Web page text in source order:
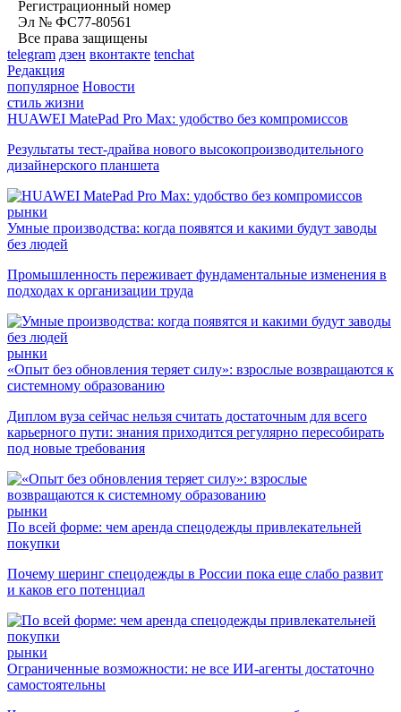
Регистрационный номер
Эл № ФС77-80561
Все права защищены
telegram дзен вконтакте tenchat
Редакция
популярное Новости
стиль жизни
HUAWEI MatePad Pro Max: удобство без компромиссов
Результаты тест-драйва нового высокопроизводительного
дизайнерского планшета
рынки
Умные производства: когда появятся и какими будут заводы
без людей
Промышленность переживает фундаментальные изменения в
подходах к организации труда
рынки
«Опыт без обновления теряет силу»: взрослые возвращаются к
системному образованию
Диплом вуза сейчас нельзя считать достаточным для всего
карьерного пути: знания приходится регулярно пересобирать
под новые требования
рынки
По всей форме: чем аренда спецодежды привлекательней
покупки
Почему шеринг спецодежды в России пока еще слабо развит
и каков его потенциал
рынки
Ограниченные возможности: не все ИИ-агенты достаточно
самостоятельны